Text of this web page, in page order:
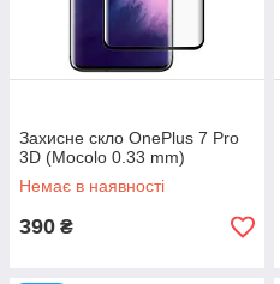
Захисне скло OnePlus 7 Pro
3D (Mocolo 0.33 mm)
Немає в наявності
390 ₴